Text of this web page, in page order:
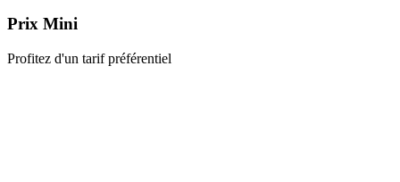
Prix Mini
Profitez d'un tarif préférentiel